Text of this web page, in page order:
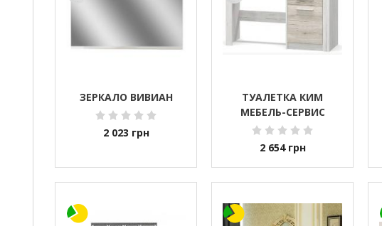
ЗЕРКАЛО ВИВИАН
2 023 грн
ТУАЛЕТКА КИМ
МЕБЕЛЬ-СЕРВИС
2 654 грн